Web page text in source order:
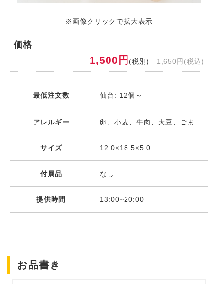
※画像クリックで拡大表示
価格
1,500円 (税別) 1,650円(税込)
最低注文数 仙台: 12個～
アレルギー 卵、小麦、牛肉、大豆、ごま
サイズ 12.0×18.5×5.0
付属品 なし
提供時間 13:00~20:00
お品書き